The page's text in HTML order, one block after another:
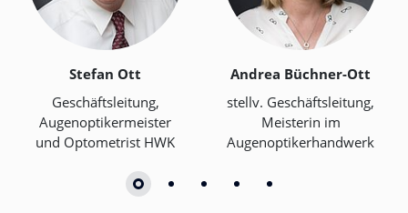
Stefan Ott
Geschäftsleitung,
Augenoptikermeister
und Optometrist HWK
Andrea Büchner-Ott
stellv. Geschäftsleitung,
Meisterin im
Augenoptikerhandwerk